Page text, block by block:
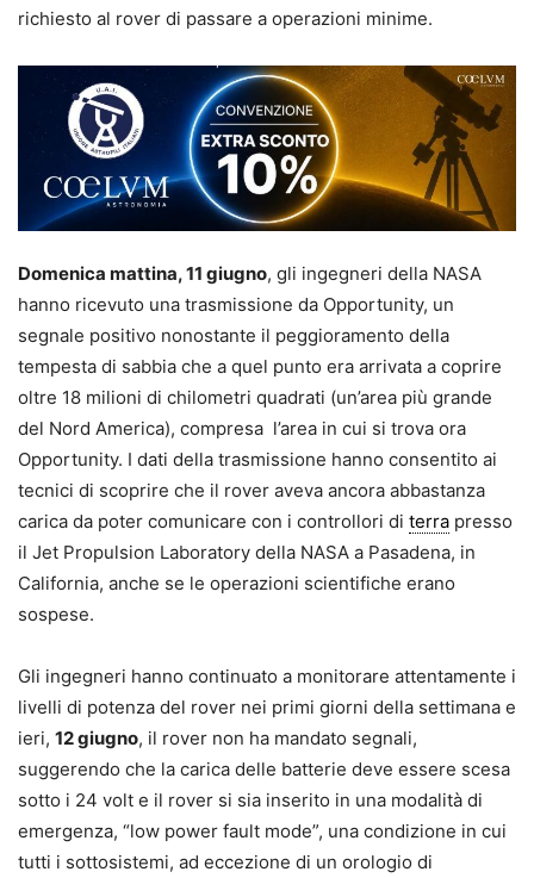
richiesto al rover di passare a operazioni minime.
Domenica mattina, 11 giugno, gli ingegneri della NASA
hanno ricevuto una trasmissione da Opportunity, un
segnale positivo nonostante il peggioramento della
tempesta di sabbia che a quel punto era arrivata a coprire
oltre 18 milioni di chilometri quadrati (un’area più grande
del Nord America), compresa l’area in cui si trova ora
Opportunity. I dati della trasmissione hanno consentito ai
tecnici di scoprire che il rover aveva ancora abbastanza
carica da poter comunicare con i controllori di terra presso
il Jet Propulsion Laboratory della NASA a Pasadena, in
California, anche se le operazioni scientifiche erano
sospese.
Gli ingegneri hanno continuato a monitorare attentamente i
livelli di potenza del rover nei primi giorni della settimana e
ieri, 12 giugno, il rover non ha mandato segnali,
suggerendo che la carica delle batterie deve essere scesa
sotto i 24 volt e il rover si sia inserito in una modalità di
emergenza, “low power fault mode”, una condizione in cui
tutti i sottosistemi, ad eccezione di un orologio di